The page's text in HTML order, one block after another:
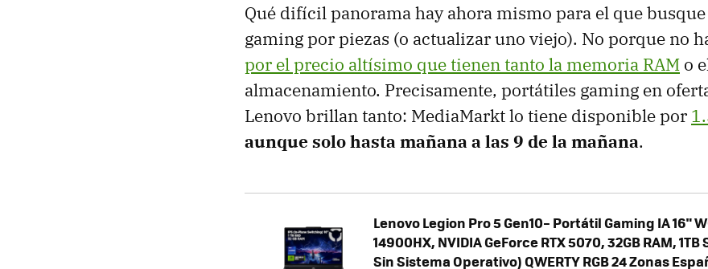
Qué difícil panorama hay ahora mismo para el que
gaming por piezas (o actualizar uno viejo). No porque no
por el precio altísimo que tienen tanto la memoria RAM o
almacenamiento. Precisamente, portátiles gaming en
Lenovo brillan tanto: MediaMarkt lo tiene disponible por
aunque solo hasta mañana a las 9 de la mañana.
Lenovo Legion Pro 5 Gen10– Portátil Gaming IA 16"
14900HX, NVIDIA GeForce RTX 5070, 32GB RAM, 1TB
Sin Sistema Operativo) QWERTY RGB 24 Zonas